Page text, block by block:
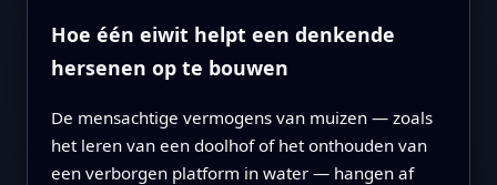
Hoe één eiwit helpt een denkende
hersenen op te bouwen
De mensachtige vermogens van muizen — zoals
het leren van een doolhof of het onthouden van
een verborgen platform in water — hangen af